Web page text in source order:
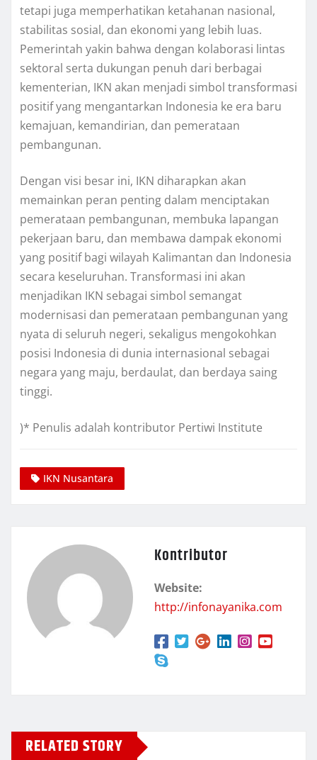
tetapi juga memperhatikan ketahanan nasional,
stabilitas sosial, dan ekonomi yang lebih luas.
Pemerintah yakin bahwa dengan kolaborasi lintas
sektoral serta dukungan penuh dari berbagai
kementerian, IKN akan menjadi simbol transformasi
positif yang mengantarkan Indonesia ke era baru
kemajuan, kemandirian, dan pemerataan
pembangunan.
Dengan visi besar ini, IKN diharapkan akan
memainkan peran penting dalam menciptakan
pemerataan pembangunan, membuka lapangan
pekerjaan baru, dan membawa dampak ekonomi
yang positif bagi wilayah Kalimantan dan Indonesia
secara keseluruhan. Transformasi ini akan
menjadikan IKN sebagai simbol semangat
modernisasi dan pemerataan pembangunan yang
nyata di seluruh negeri, sekaligus mengokohkan
posisi Indonesia di dunia internasional sebagai
negara yang maju, berdaulat, dan berdaya saing
tinggi.
)* Penulis adalah kontributor Pertiwi Institute
IKN Nusantara
Kontributor
Website:
http://infonayanika.com
RELATED STORY